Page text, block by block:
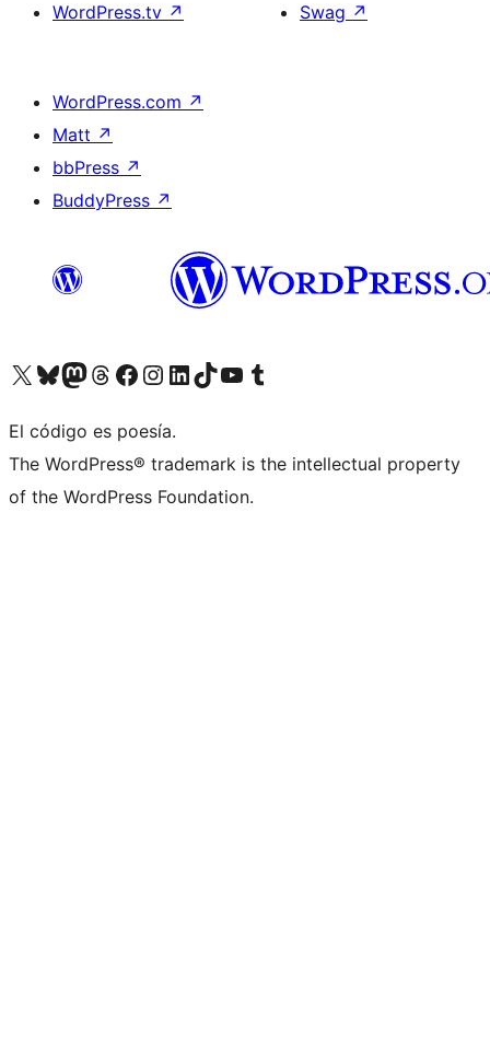
WordPress.tv ↗
Swag ↗
WordPress.com ↗
Matt ↗
bbPress ↗
BuddyPress ↗
Visita nuestra cuenta de X (anteriormente Twitter)
Visita nuestra cuenta de Bluesky
Visita nuestra cuenta de Mastodon
Visita nuestra cuenta de Threads
Visita nuestra página de Facebook
Visita nuestra cuenta de Instagram
Visita nuestra cuenta de LinkedIn
Visita nuestra cuenta de TikTok
Visita nuestro canal de YouTube
Visita nuestra cuenta de Tumblr
El código es poesía.
The WordPress® trademark is the intellectual property
of the WordPress Foundation.